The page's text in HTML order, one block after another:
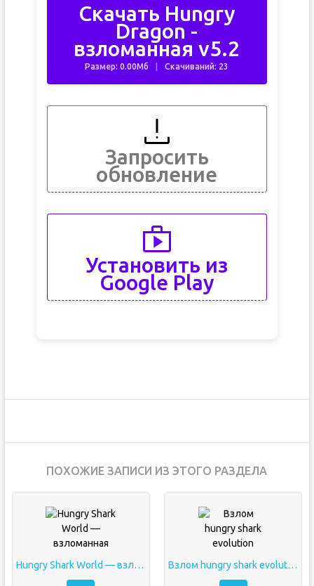
Скачать Hungry
Dragon -
взломанная v5.2
Размер: 0.00Мб Скачиваний: 23
Запросить
обновление
Установить из
Google Play
ПОХОЖИЕ ЗАПИСИ ИЗ ЭТОГО РАЗДЕЛА
Hungry Shark World — взломанная Взлом hungry shark evolution